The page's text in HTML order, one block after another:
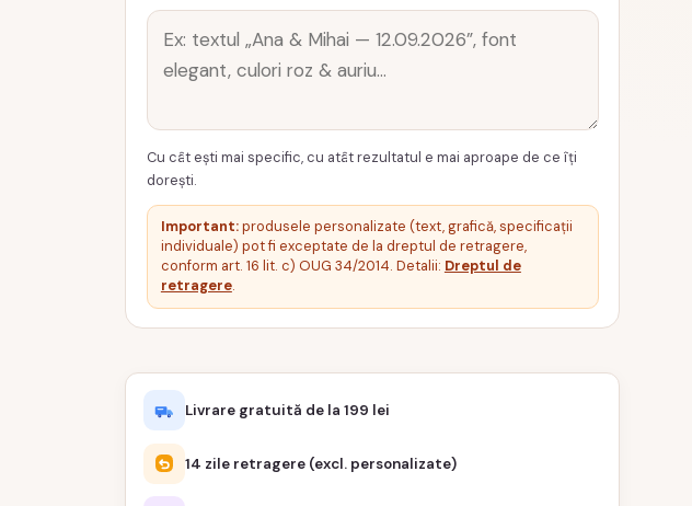
Cu cât ești mai specific, cu atât rezultatul e mai aproape de ce îți
dorești.
Important:produsele personalizate (text, grafică, specificații
individuale) pot fi exceptate de la dreptul de retragere,
conform art. 16 lit. c) OUG 34/2014. Detalii: Dreptul de
retragere.
Livrare gratuită de la 199 lei
14 zile retragere (excl. personalizate)